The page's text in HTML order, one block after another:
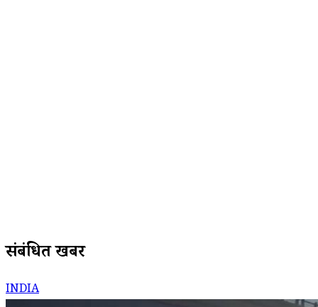
संबंधित खबरें
INDIA